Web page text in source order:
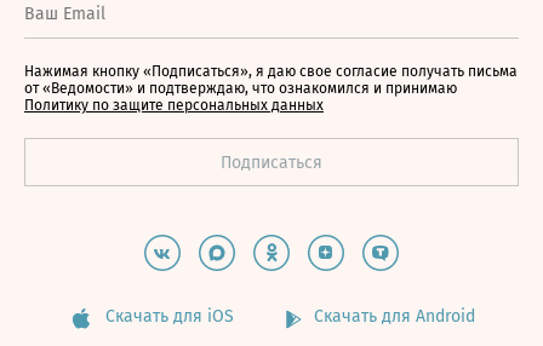
Нажимая кнопку «Подписаться», я даю свое согласие получать письма
от «Ведомости» и подтверждаю, что ознакомился и принимаю
Политику по защите персональных данных
Скачать для iOS Скачать для Android